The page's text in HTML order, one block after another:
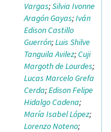
Vargas;Silvia Ivonne
Aragón Gayas;Iván
Edison Castillo
Guerrón;Luis Shilve
Tanguila Avilez;Cuji
Margoth de Lourdes;
Lucas Marcelo Grefa
Cerda;Edison Felipe
Hidalgo Cadena;
María Isabel López;
Lorenzo Noteno;